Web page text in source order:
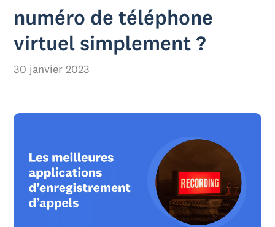
numéro de téléphone
virtuel simplement ?
30 janvier 2023